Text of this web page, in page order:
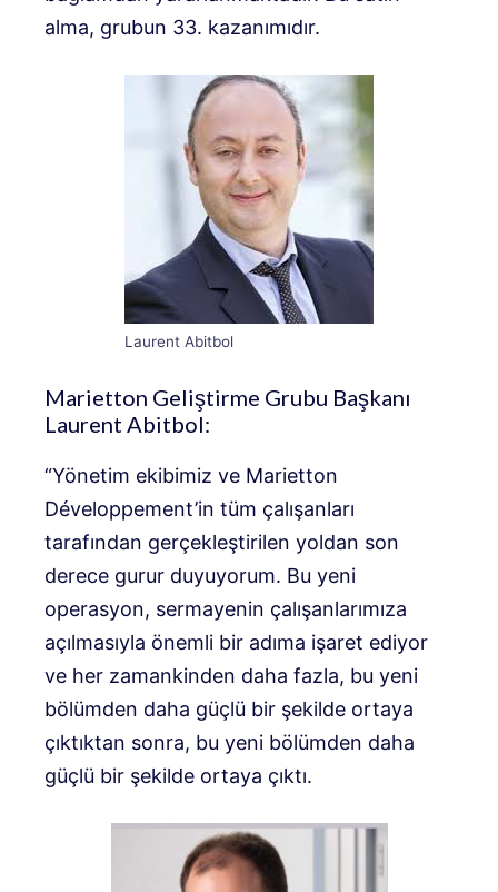
alma, grubun 33. kazanımıdır.
Laurent Abitbol
Marietton Geliştirme Grubu Başkanı
Laurent Abitbol:
“Yönetim ekibimiz ve Marietton
Développement’in tüm çalışanları
tarafından gerçekleştirilen yoldan son
derece gurur duyuyorum. Bu yeni
operasyon, sermayenin çalışanlarımıza
açılmasıyla önemli bir adıma işaret ediyor
ve her zamankinden daha fazla, bu yeni
bölümden daha güçlü bir şekilde ortaya
çıktıktan sonra, bu yeni bölümden daha
güçlü bir şekilde ortaya çıktı.